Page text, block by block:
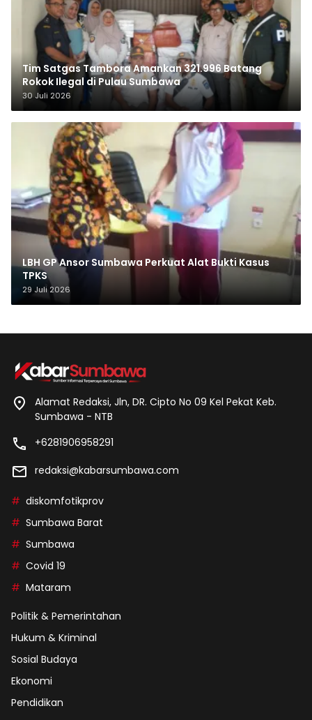
Tim Satgas Tambora Amankan 321.996 Batang
Rokok Ilegal di Pulau Sumbawa
30 Juli 2026
LBH GP Ansor Sumbawa Perkuat Alat Bukti Kasus
TPKS
29 Juli 2026
Alamat Redaksi, Jln, DR. Cipto No 09 Kel Pekat Keb.
Sumbawa - NTB
+6281906958291
redaksi@kabarsumbawa.com
diskomfotikprov
Sumbawa Barat
Sumbawa
Covid 19
Mataram
Politik & Pemerintahan
Hukum & Kriminal
Sosial Budaya
Ekonomi
Pendidikan